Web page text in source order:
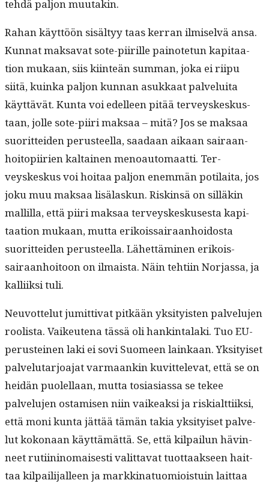
tehdä paljon muutakin.
Rahan käyt­töön sisäl­tyy taas ker­ran ilmi­selvä ansa.
Kun­nat mak­sa­vat sote-piir­ille pain­ote­tun kap­i­taa­
tion mukaan, siis kiin­teän sum­man, joka ei riipu
siitä, kuin­ka paljon kun­nan asukkaat palvelui­ta
käyt­tävät. Kun­ta voi edelleen pitää ter­veyskeskus­
taan, jolle sote-piiri mak­saa – mitä? Jos se mak­saa
suorit­tei­den perus­teel­la, saadaan aikaan sairaan­
hoitopi­irien kaltainen menoau­tomaat­ti. Ter­
veyskeskus voi hoitaa paljon enem­män poti­lai­ta, jos
joku muu mak­saa lisälaskun. Riskin­sä on sil­läkin
mallil­la, että piiri mak­saa ter­veyskeskus­es­ta kap­i­
taa­tion mukaan, mut­ta erikois­sairaan­hoi­dos­ta
suorit­tei­den perus­teel­la. Lähet­tämi­nen erikois­
sairaan­hoitoon on ilmaista. Näin tehti­in Nor­jas­sa, ja
kalli­ik­si tuli.
Neu­vot­te­lut jumit­ti­vat pitkään yksi­ty­is­ten palvelu­jen
roolista. Vaikeutena tässä oli han­k­in­ta­la­ki. Tuo EU-
perusteinen laki ei sovi Suomeen lainkaan. Yksi­tyiset
palve­lu­tar­joa­jat var­maankin kuvit­tel­e­vat, että se on
hei­dän puolel­laan, mut­ta tosi­asi­as­sa se tekee
palvelu­jen ostamisen niin vaikeak­si ja riskialt­ti­ik­si,
että moni kun­ta jät­tää tämän takia yksi­tyiset palve­
lut kokon­aan käyt­tämät­tä. Se, että kil­pailun hävin­
neet ruti­ini­no­mais­es­ti valit­ta­vat tuot­taak­seen hait­
taa kil­pail­i­jalleen ja markki­natuomiois­tu­in lait­taa